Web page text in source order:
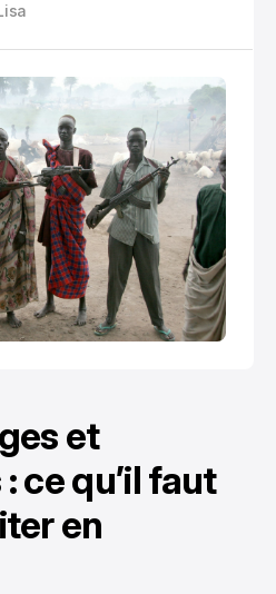
forte vigilance.
et
ce qu’il faut
en